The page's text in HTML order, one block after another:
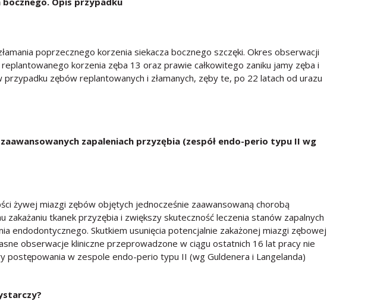
poprzecznego korzenia siekacza bocznego szczęki. Okres obserwacji
korzenia zęba 13 oraz prawie całkowitego zaniku jamy zęba i
zębów replantowanych i złamanych, zęby te, po 22 latach od urazu
zapaleniach przyzębia (zespół endo-perio typu II wg
żywej miazgi zębów objętych jednocześnie zaawansowaną chorobą
tkanek przyzębia i zwiększy skuteczność leczenia stanów zapalnych
endodontycznego. Skutkiem usunięcia potencjalnie zakażonej miazgi zębowej
obserwacje kliniczne przeprowadzone w ciągu ostatnich 16 lat pracy nie
w zespole endo-perio typu II (wg Guldenera i Langelanda)